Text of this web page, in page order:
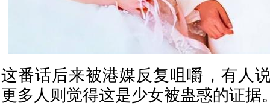
这番话后来被港媒反复咀嚼，有人
更多人则觉得这是少女被蛊惑的证据